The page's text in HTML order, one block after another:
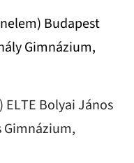
Budapest
Gimnázium,
Bolyai János
Gimnázium,